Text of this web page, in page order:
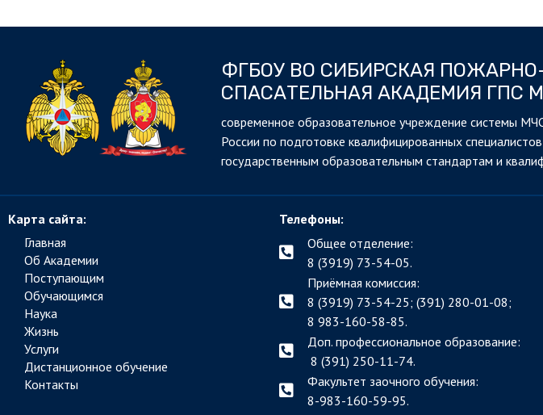
ФГБОУ ВО СИБИРСКАЯ
СПАСАТЕЛЬНАЯ АКАДЕМИЯ ГПС
cовременное образовательное учреждение системы
России по подготовке квалифицированных
государственным образовательным стандартам и
Карта сайта:
Главная
Об Академии
Поступающим
Обучающимся
Наука
Жизнь
Услуги
Дистанционное обучение
Контакты
Телефоны:
Общее отделение:
8 (3919) 73-54-05.
Приёмная комиссия:
8 (3919) 73-54-25; (391) 280-01-08;
8 983-160-58-85.
Доп. профессиональное образование:
8 (391) 250-11-74.
Факультет заочного обучения:
8-983-160-59-95.